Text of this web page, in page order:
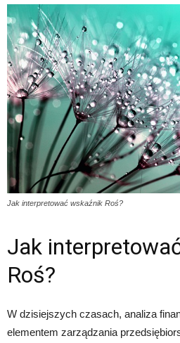
Jak interpretować wskaźnik Roś?
Jak
Roś?
W dzisiejszych czasach, analiza
elementem zarządzania